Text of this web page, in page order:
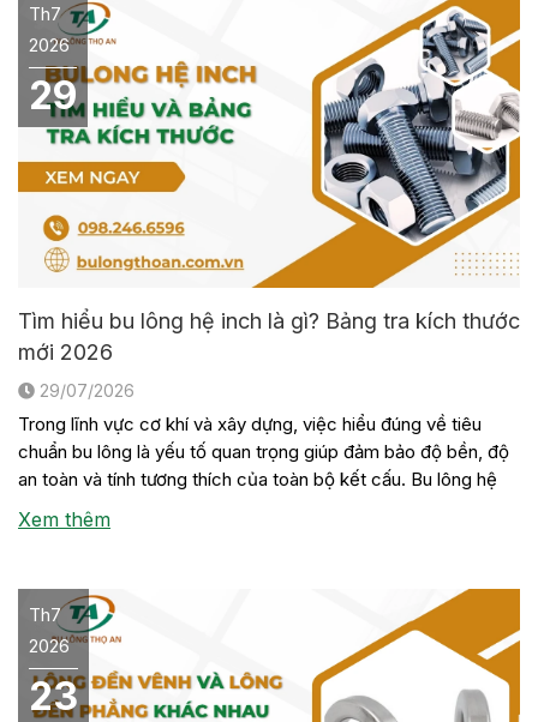
Th7
2026
29
Tìm hiểu bu lông hệ inch là gì? Bảng tra kích thước
mới 2026
29/07/2026
Trong lĩnh vực cơ khí và xây dựng, việc hiểu đúng về tiêu
chuẩn bu lông là yếu tố quan trọng giúp đảm bảo độ bền, độ
an toàn và tính tương thích của toàn bộ kết cấu. Bu lông hệ
inch là một trong những loại bu lông được sử dụng phổ biến
trong […]
Xem thêm
Th7
2026
23